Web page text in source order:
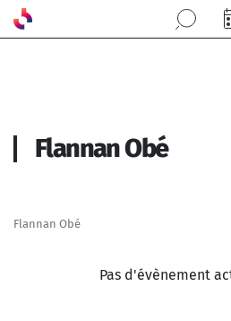
Aller au contenu principal
Flannan Obé
Flannan Obé
Pas d'évènement